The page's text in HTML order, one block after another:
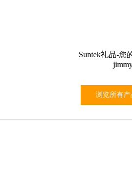
Suntek礼品-您
浏览所有产